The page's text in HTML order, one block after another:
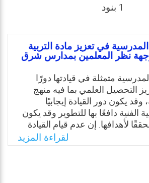
1 بنود
في تعزيز مادة التربية
نظر المعلمين بمدارس شرق
متمثلة في قيادتها دورًا
التحصيل العلمي بما فيه منهج
وقد يكون دور القيادة إيجابيًا
الفنية دافعًا بها للتطوير وقد يكون
لأهدافها. إن عدم قيام القيادة
بتعزيز مادة التربية الفنية قد يُعد
التي يجب دراستها، وعليه فأن
لقراءة المزيد